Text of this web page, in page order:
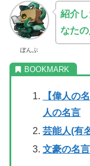
ぼんぷ
紹介
なた
【偉人の
人の名言
芸能人(有
文豪の名